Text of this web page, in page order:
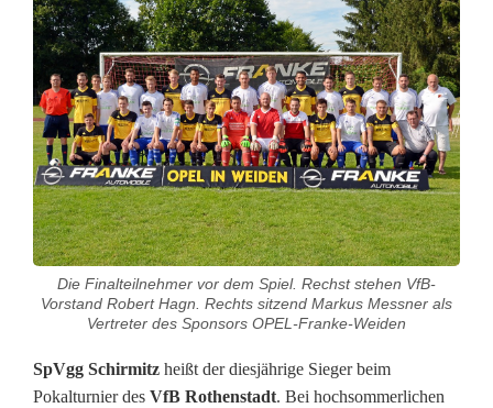
n
e
n
d
e
S
p
l
Die Finalteilnehmer vor dem Spiel. Rechst stehen VfB-
Vorstand Robert Hagn. Rechts sitzend Markus Messner als
Vertreter des Sponsors OPEL-Franke-Weiden
SpVgg Schirmitz heißt der diesjährige Sieger beim
Pokalturnier des VfB Rothenstadt. Bei hochsommerlichen